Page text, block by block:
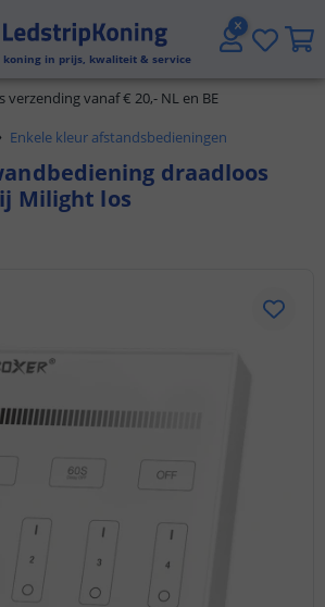
koning in prijs, kwaliteit & service
5 jaar garantie
verzending vanaf € 20,- NL en BE
Klantbeoordeling 9.1
uur besteld,morgen in huis
Enkele kleur afstandsbedieningen
draadloos
Milight los